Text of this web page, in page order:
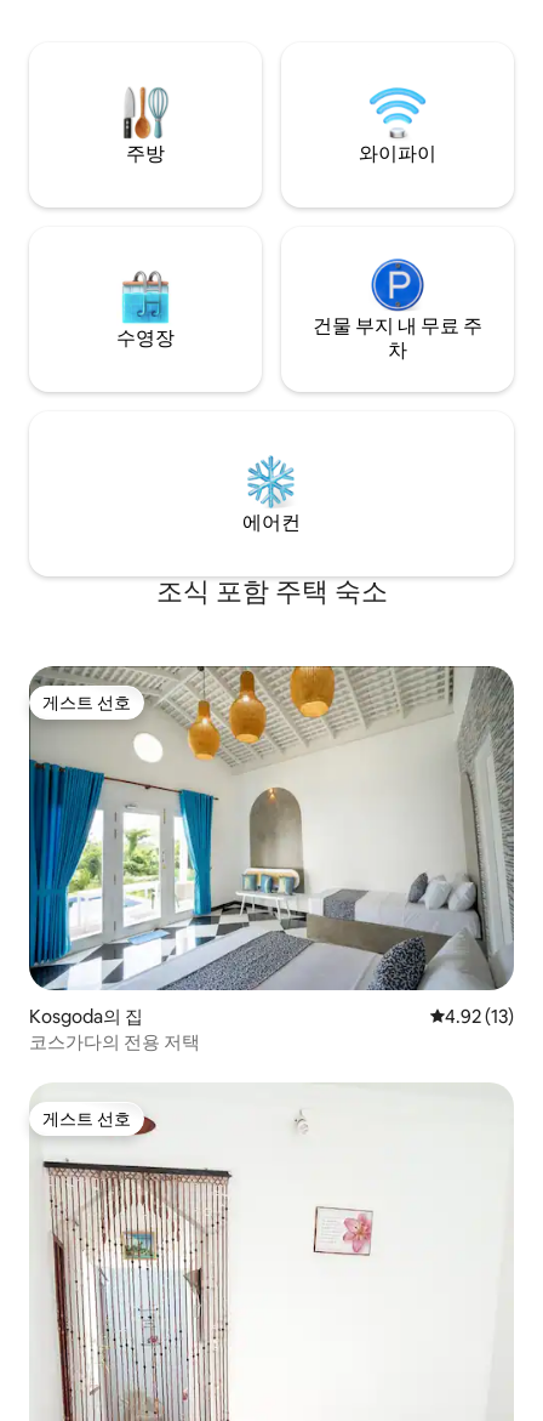
와 테라스 공간 ✧ 신선한 해산물 바비큐 ✧
는 스리랑카인들
주방 와이파이
수영장
건물 부지 내 무료 주
차
에어컨
조식 포함 주택 숙소
게스트 선호
게스트 선호
Kosgoda의 집 평점 4.92점
4.92 (13)
코스가다의 전용 저택
게스트 선호
게스트 선호